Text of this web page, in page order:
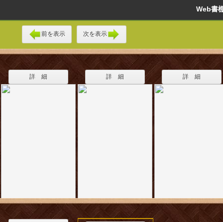
Web
前を表示 次を表示
詳 細 詳 細 詳 細